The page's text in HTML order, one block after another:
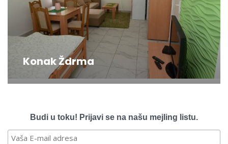
Konak Ždrma
Budi u toku! Prijavi se na našu mejling listu.